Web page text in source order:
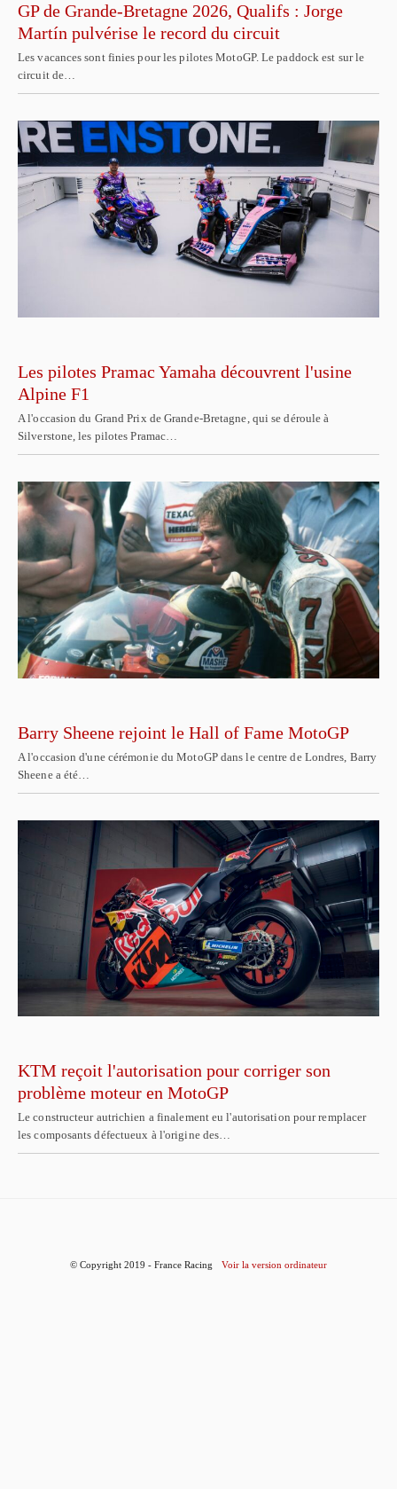
GP de Grande-Bretagne 2026, Qualifs : Jorge
Martín pulvérise le record du circuit
Les vacances sont finies pour les pilotes MotoGP. Le paddock est sur le
circuit de…
Les pilotes Pramac Yamaha découvrent l'usine
Alpine F1
A l'occasion du Grand Prix de Grande-Bretagne, qui se déroule à
Silverstone, les pilotes Pramac…
Barry Sheene rejoint le Hall of Fame MotoGP
A l'occasion d'une cérémonie du MotoGP dans le centre de Londres, Barry
Sheene a été…
KTM reçoit l'autorisation pour corriger son
problème moteur en MotoGP
Le constructeur autrichien a finalement eu l'autorisation pour remplacer
les composants défectueux à l'origine des…
© Copyright 2019 - France Racing Voir la version ordinateur